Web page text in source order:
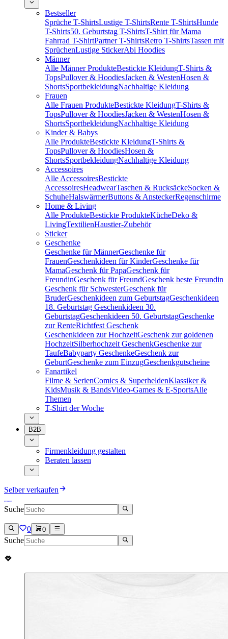
Bestseller
Sprüche T-ShirtsLustige T-ShirtsRente T-ShirtsHunde
T-Shirts50. Geburtstag T-ShirtsT-Shirt für Mama
Fahrrad T-ShirtPartner T-ShirtsRetro T-ShirtsTassen mit
SprüchenLustige StickerAbi Hoodies
Männer
Alle Männer ProdukteBestickte KleidungT-Shirts &
TopsPullover & HoodiesJacken & WestenHosen &
ShortsSportbekleidungNachhaltige Kleidung
Frauen
Alle Frauen ProdukteBestickte KleidungT-Shirts &
TopsPullover & HoodiesJacken & WestenHosen &
ShortsSportbekleidungNachhaltige Kleidung
Kinder & Babys
Alle ProdukteBestickte KleidungT-Shirts &
TopsPullover & HoodiesHosen &
ShortsSportbekleidungNachhaltige Kleidung
Accessoires
Alle AccessoiresBestickte
AccessoiresHeadwearTaschen & RucksäckeSocken &
SchuheHalswärmerButtons & AnsteckerRegenschirme
Home & Living
Alle ProdukteBestickte ProdukteKücheDeko &
LivingTextilienHaustier-Zubehör
Sticker
Geschenke
Geschenke für MännerGeschenke für
FrauenGeschenkideen für KinderGeschenke für
MamaGeschenk für PapaGeschenk für
FreundinGeschenk für FreundGeschenk beste Freundin
Geschenk für SchwesterGeschenk für
BruderGeschenkideen zum GeburtstagGeschenkideen
18. Geburtstag Geschenkideen 30.
GeburtstagGeschenkideen 50. GeburtstagGeschenke
zur RenteRichtfest Geschenk
Geschenkideen zur HochzeitGeschenk zur goldenen
HochzeitSilberhochzeit GeschenkGeschenke zur
TaufeBabyparty GeschenkeGeschenk zur
GeburtGeschenke zum EinzugGeschenkgutscheine
Fanartikel
Filme & SerienComics & SuperheldenKlassiker &
KidsMusik & BandsVideo-Games & E-SportsAlle
Themen
T-Shirt der Woche
B2B
Firmenkleidung gestalten
Beraten lassen
Selber verkaufen
Suche
0 0
Suche